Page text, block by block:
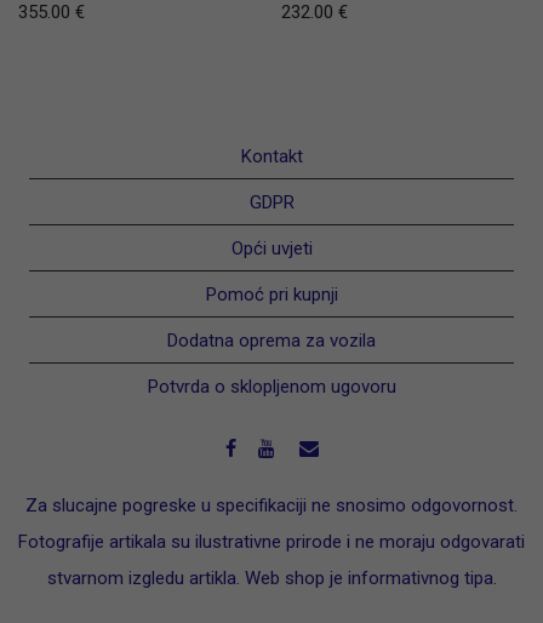
355.00 € 232.00 €
Kontakt
GDPR
Opći uvjeti
Pomoć pri kupnji
Dodatna oprema za vozila
Potvrda o sklopljenom ugovoru
Za slucajne pogreske u specifikaciji ne snosimo odgovornost.
Fotografije artikala su ilustrativne prirode i ne moraju odgovarati
stvarnom izgledu artikla. Web shop je informativnog tipa.